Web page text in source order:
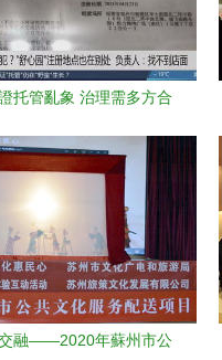
托管亂象 治理需多方合
融——2020年蘇州市公